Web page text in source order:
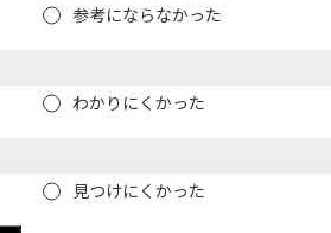
参考にならなかった
わかりにくかった
見つけにくかった